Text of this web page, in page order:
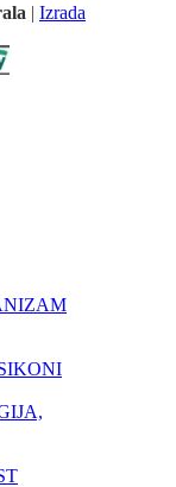
| Izrada